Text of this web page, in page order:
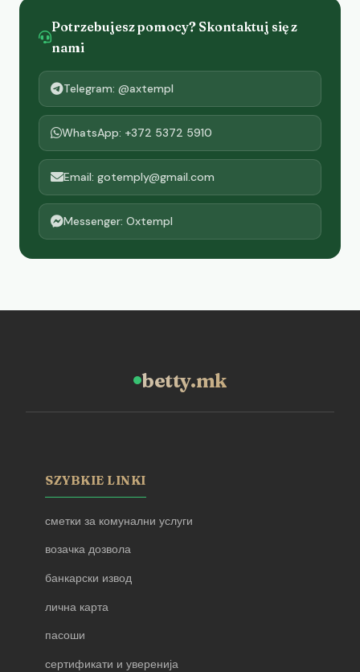
Potrzebujesz pomocy? Skontaktuj się z
nami
Telegram: @axtempl
WhatsApp: +372 5372 5910
Email: gotemply@gmail.com
Messenger: Oxtempl
betty.mk
SZYBKIE LINKI
сметки за комунални услуги
возачка дозвола
банкарски извод
лична карта
пасоши
сертификати и уверенија